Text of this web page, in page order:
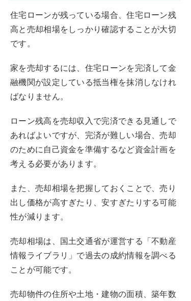
住宅ローンが残っている場合、住宅ローン残
高と売却相場をしっかり確認することが大切
です。
家を売却するには、住宅ローンを完済して金
融機関が設定している抵当権を抹消しなけれ
ばなりません。
ローン残高を売却収入で完済できる見通しで
あればよいですが、完済が難しい場合、売却
のために自己資金を準備するなど資金計画を
考える必要があります。
また、売却相場を把握しておくことで、売り
出し価格が高すぎたり、安すぎたりする可能
性が減ります。
売却相場は、国土交通省が運営する「不動産
情報ライブラリ」で過去の成約情報を調べる
ことが可能です。
売却物件の住所や土地・建物の面積、築年数